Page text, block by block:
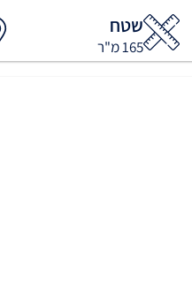
שטח
165 מ"ר